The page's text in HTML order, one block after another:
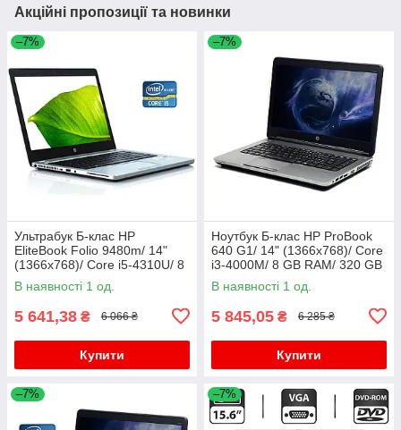
Акційні пропозиції та новинки
–7%
Ультрабук Б-клас HP
EliteBook Folio 9480m/ 14"
(1366x768)/ Core i5-4310U/ 8
GB RAM/ 180 GB SSD/ HD
4400
В наявності 1 од.
5 641,38 ₴ 6 066 ₴
Купити
–7%
Ноутбук Б-клас HP ProBook
640 G1/ 14" (1366x768)/ Core
i3-4000M/ 8 GB RAM/ 320 GB
HDD/ HD Graphic 4600
В наявності 1 од.
5 845,05 ₴ 6 285 ₴
Купити
–7% –7%